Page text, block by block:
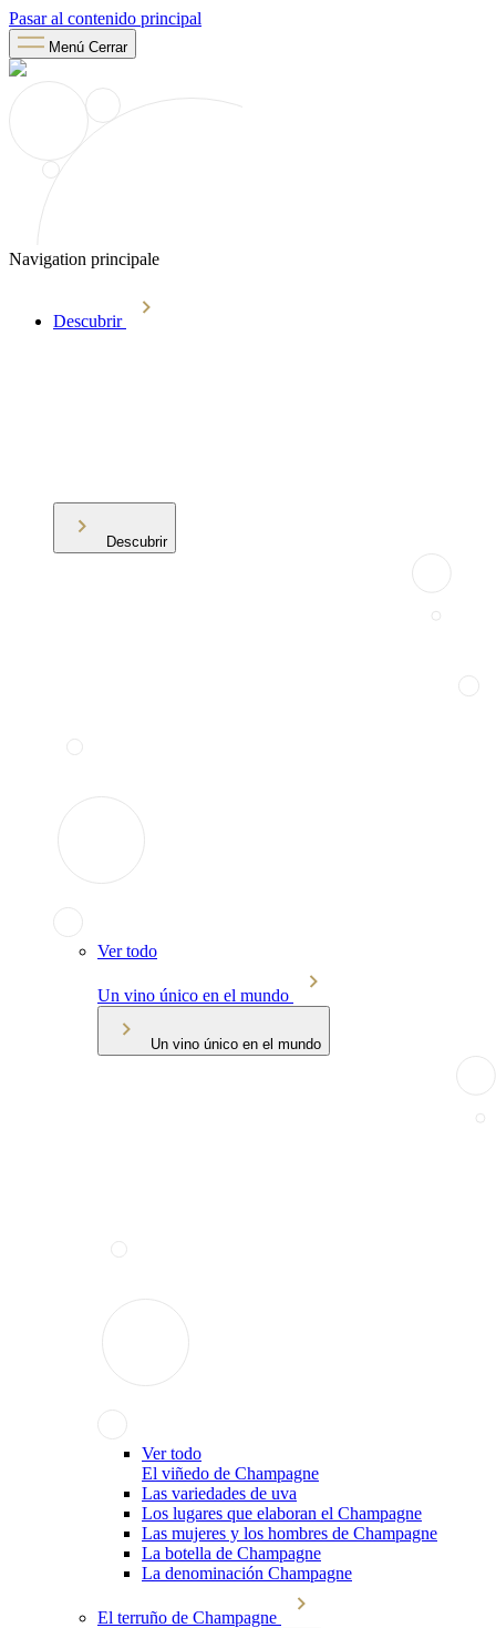
Pasar al contenido principal
Menú Cerrar
Navigation principale
Descubrir
Descubrir
Ver todo
Un vino único en el mundo
Un vino único en el mundo
Ver todo
El viñedo de Champagne
Las variedades de uva
Los lugares que elaboran el Champagne
Las mujeres y los hombres de Champagne
La botella de Champagne
La denominación Champagne
El terruño de Champagne